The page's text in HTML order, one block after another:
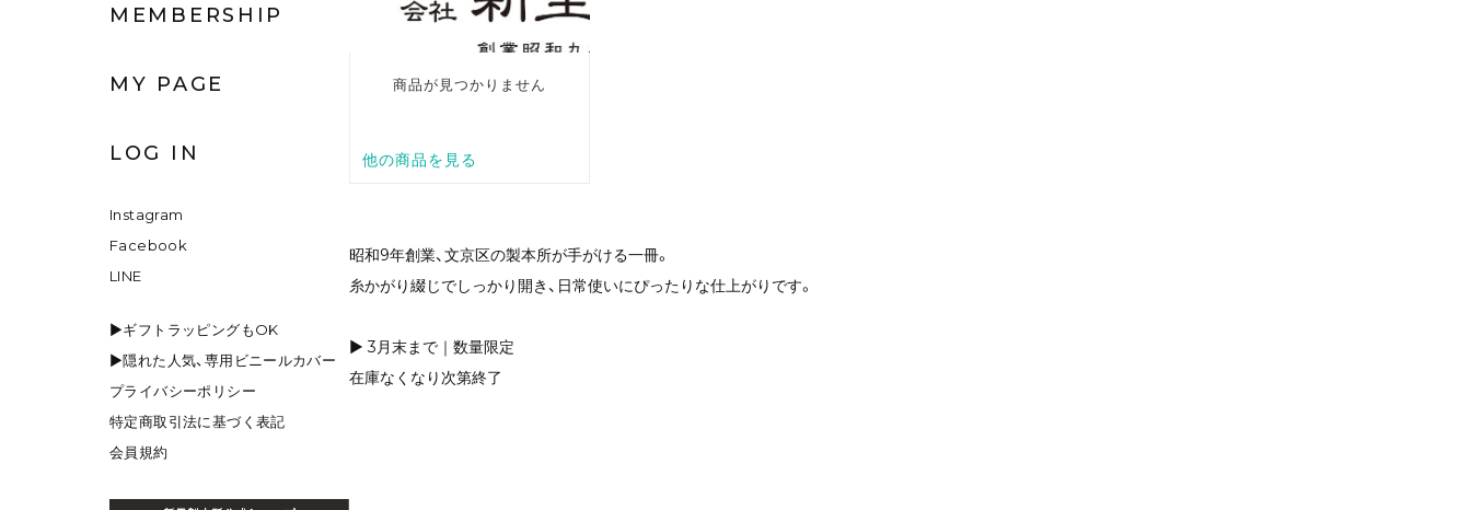
MEMBERSHIP
MY PAGE
LOG IN
Instagram
Facebook
LINE
▶ギフトラッピングもOK
▶隠れた人気、専用ビニールカバー
プライバシーポリシー
特定商取引法に基づく表記
会員規約
昭和9年創業、文京区の製本所が手がける一冊。
糸かがり綴じでしっかり開き、日常使いにぴったりな仕上がりです。
▶ 3月末まで｜数量限定
在庫なくなり次第終了